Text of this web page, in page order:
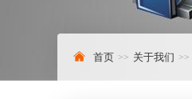
首页 关于我们